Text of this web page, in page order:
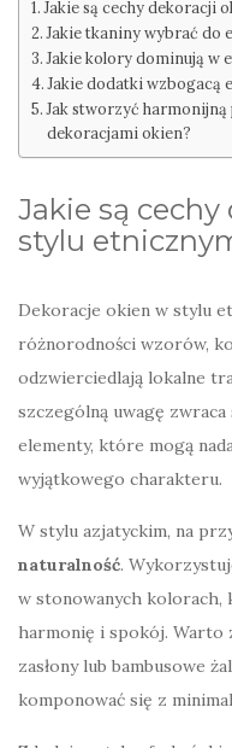
Jakie są cechy dekoracji
Jakie tkaniny wybrać do
Jakie kolory dominują w
Jakie dodatki wzbogacą
Jak stworzyć
dekoracjami okien?
Jakie są
stylu
Dekoracje okien w stylu
różnorodności wzorów,
odzwierciedlają lokalne
szczególną uwagę
elementy, które mogą
wyjątkowego charakteru.
W stylu azjatyckim, na
naturalność.
w stonowanych
harmonię i spokój. Warto
zasłony lub bambusowe
komponować się z